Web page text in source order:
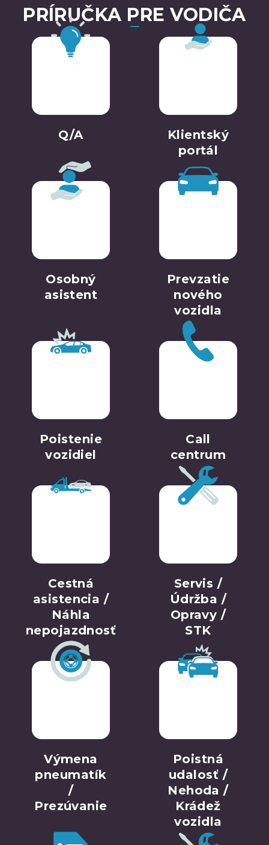
PRÍRUČKA PRE VODIČA
Q/A
Klientský
portál
Osobný
asistent
Prevzatie
nového
vozidla
Poistenie
vozidiel
Call
centrum
Cestná
asistencia /
Náhla
nepojazdnosť
Servis /
Údržba /
Opravy /
STK
Výmena
pneumatík
/
Prezúvanie
Poistná
udalosť /
Nehoda /
Krádež
vozidla